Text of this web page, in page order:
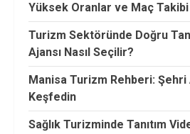
Yüksek Oranlar ve Maç Takibi
Turizm Sektöründe Doğru
Ajansı Nasıl Seçilir?
Manisa Turizm Rehberi: Şehri
Keşfedin
Sağlık Turizminde Tanıtım